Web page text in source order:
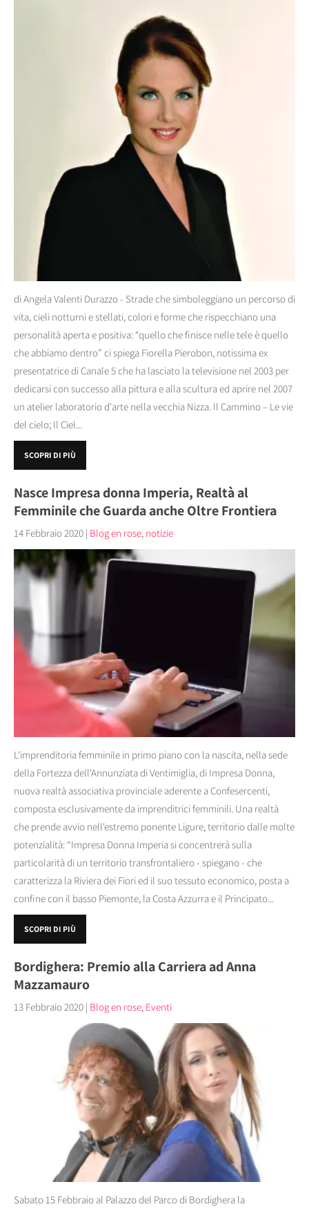
di Angela Valenti Durazzo - Strade che simboleggiano un percorso di
vita, cieli notturni e stellati, colori e forme che rispecchiano una
personalità aperta e positiva: “quello che finisce nelle tele è quello
che abbiamo dentro” ci spiega Fiorella Pierobon, notissima ex
presentatrice di Canale 5 che ha lasciato la televisione nel 2003 per
dedicarsi con successo alla pittura e alla scultura ed aprire nel 2007
un atelier laboratorio d'arte nella vecchia Nizza. Il Cammino – Le vie
del cielo; Il Ciel...
SCOPRI DI PIÙ
Nasce Impresa donna Imperia, Realtà al
Femminile che Guarda anche Oltre Frontiera
14 Febbraio 2020 | Blog en rose, notizie
L'imprenditoria femminile in primo piano con la nascita, nella sede
della Fortezza dell'Annunziata di Ventimiglia, di Impresa Donna,
nuova realtà associativa provinciale aderente a Confesercenti,
composta esclusivamente da imprenditrici femminili. Una realtà
che prende avvio nell'estremo ponente Ligure, territorio dalle molte
potenzialità: “Impresa Donna Imperia si concentrerà sulla
particolarità di un territorio transfrontaliero - spiegano - che
caratterizza la Riviera dei Fiori ed il suo tessuto economico, posta a
confine con il basso Piemonte, la Costa Azzurra e il Principato...
SCOPRI DI PIÙ
Bordighera: Premio alla Carriera ad Anna
Mazzamauro
13 Febbraio 2020 | Blog en rose, Eventi
Sabato 15 Febbraio al Palazzo del Parco di Bordighera la